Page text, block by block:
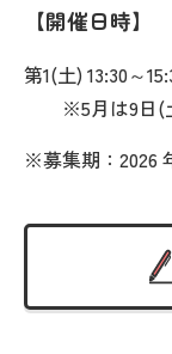
開催日時
第1(土) 13:30～
※5月は9日(
※募集期：2026